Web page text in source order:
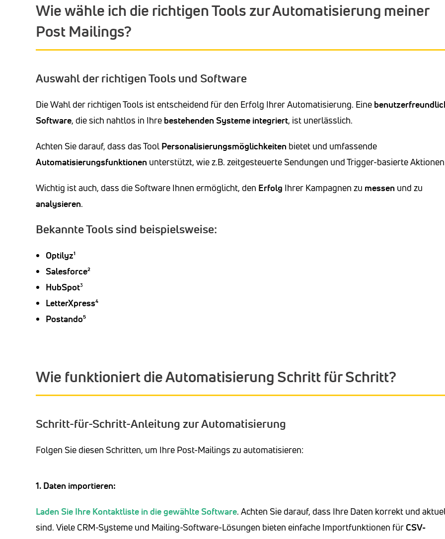
Wie wähle ich die richtigen Tools zur Automatisierung meiner
Post Mailings?
Auswahl der richtigen Tools und Software
Die Wahl der richtigen Tools ist entscheidend für den Erfolg Ihrer Automatisierung. Eine
Software, die sich nahtlos in Ihre bestehenden Systeme integriert, ist unerlässlich.
Achten Sie darauf, dass das Tool Personalisierungsmöglichkeiten bietet und umfassende
Automatisierungsfunktionen unterstützt, wie z.B. zeitgesteuerte Sendungen und Trigger-basierte
Wichtig ist auch, dass die Software Ihnen ermöglicht, den Erfolg Ihrer Kampagnen zu messen und zu
analysieren.
Bekannte Tools sind beispielsweise:
Optilyz¹
Salesforce²
HubSpot³
LetterXpress⁴
Postando⁵
Wie funktioniert die Automatisierung Schritt für Schritt?
Schritt-für-Schritt-Anleitung zur Automatisierung
Folgen Sie diesen Schritten, um Ihre Post-Mailings zu automatisieren:
1. Daten importieren:
Laden Sie Ihre Kontaktliste in die gewählte Software. Achten Sie darauf, dass Ihre Daten korrekt und
sind. Viele CRM-Systeme und Mailing-Software-Lösungen bieten einfache Importfunktionen für CSV-